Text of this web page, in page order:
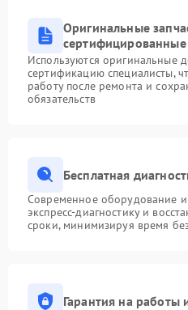
Оригинальные
сертифицированные
Используются оригинальные
сертификацию специалисты,
работу после ремонта и
обязательств
Бесплатная
Современное оборудование
экспресс-диагностику и
сроки, минимизируя время
Гарантия на работы